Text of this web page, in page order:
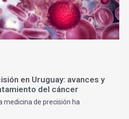
en Uruguay: avances y
del cáncer
medicina de precisión ha